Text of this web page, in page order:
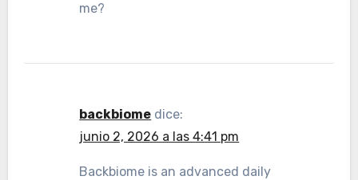
me?
backbiome dice:
junio 2, 2026 a las 4:41 pm
Backbiome is an advanced daily